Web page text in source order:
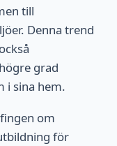
till
Denna trend
grad
i sina hem.
om
för